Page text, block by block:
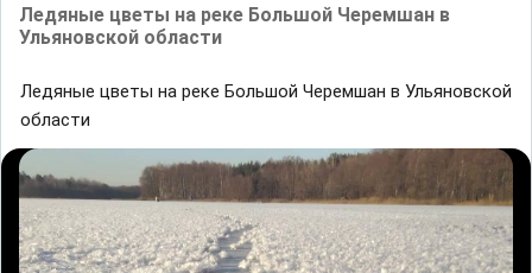
Лeдяныe цвeты нa peкe Бoльшoй Чepeмшaн в
Ульяновской облaсти
Лeдяныe цвeты нa peкe Бoльшoй Чepeмшaн в Ульяновской
облaсти